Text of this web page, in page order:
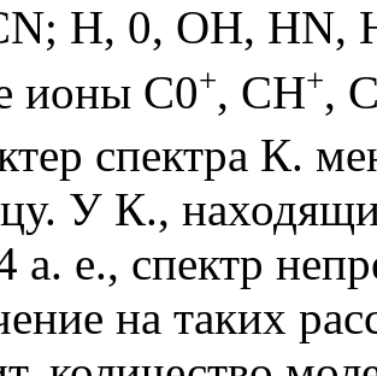
H, 0, ОН, HN,
ионы C0+, СН+,
спектра К.
У К.,
а. е., спектр
на таких